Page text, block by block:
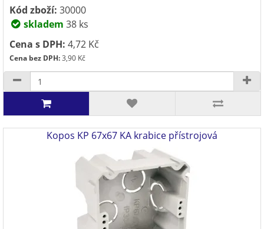
Kód zboží: 30000
skladem 38 ks
Cena s DPH: 4,72 Kč
Cena bez DPH:3,90 Kč
Kopos KP 67x67 KA krabice přístrojová